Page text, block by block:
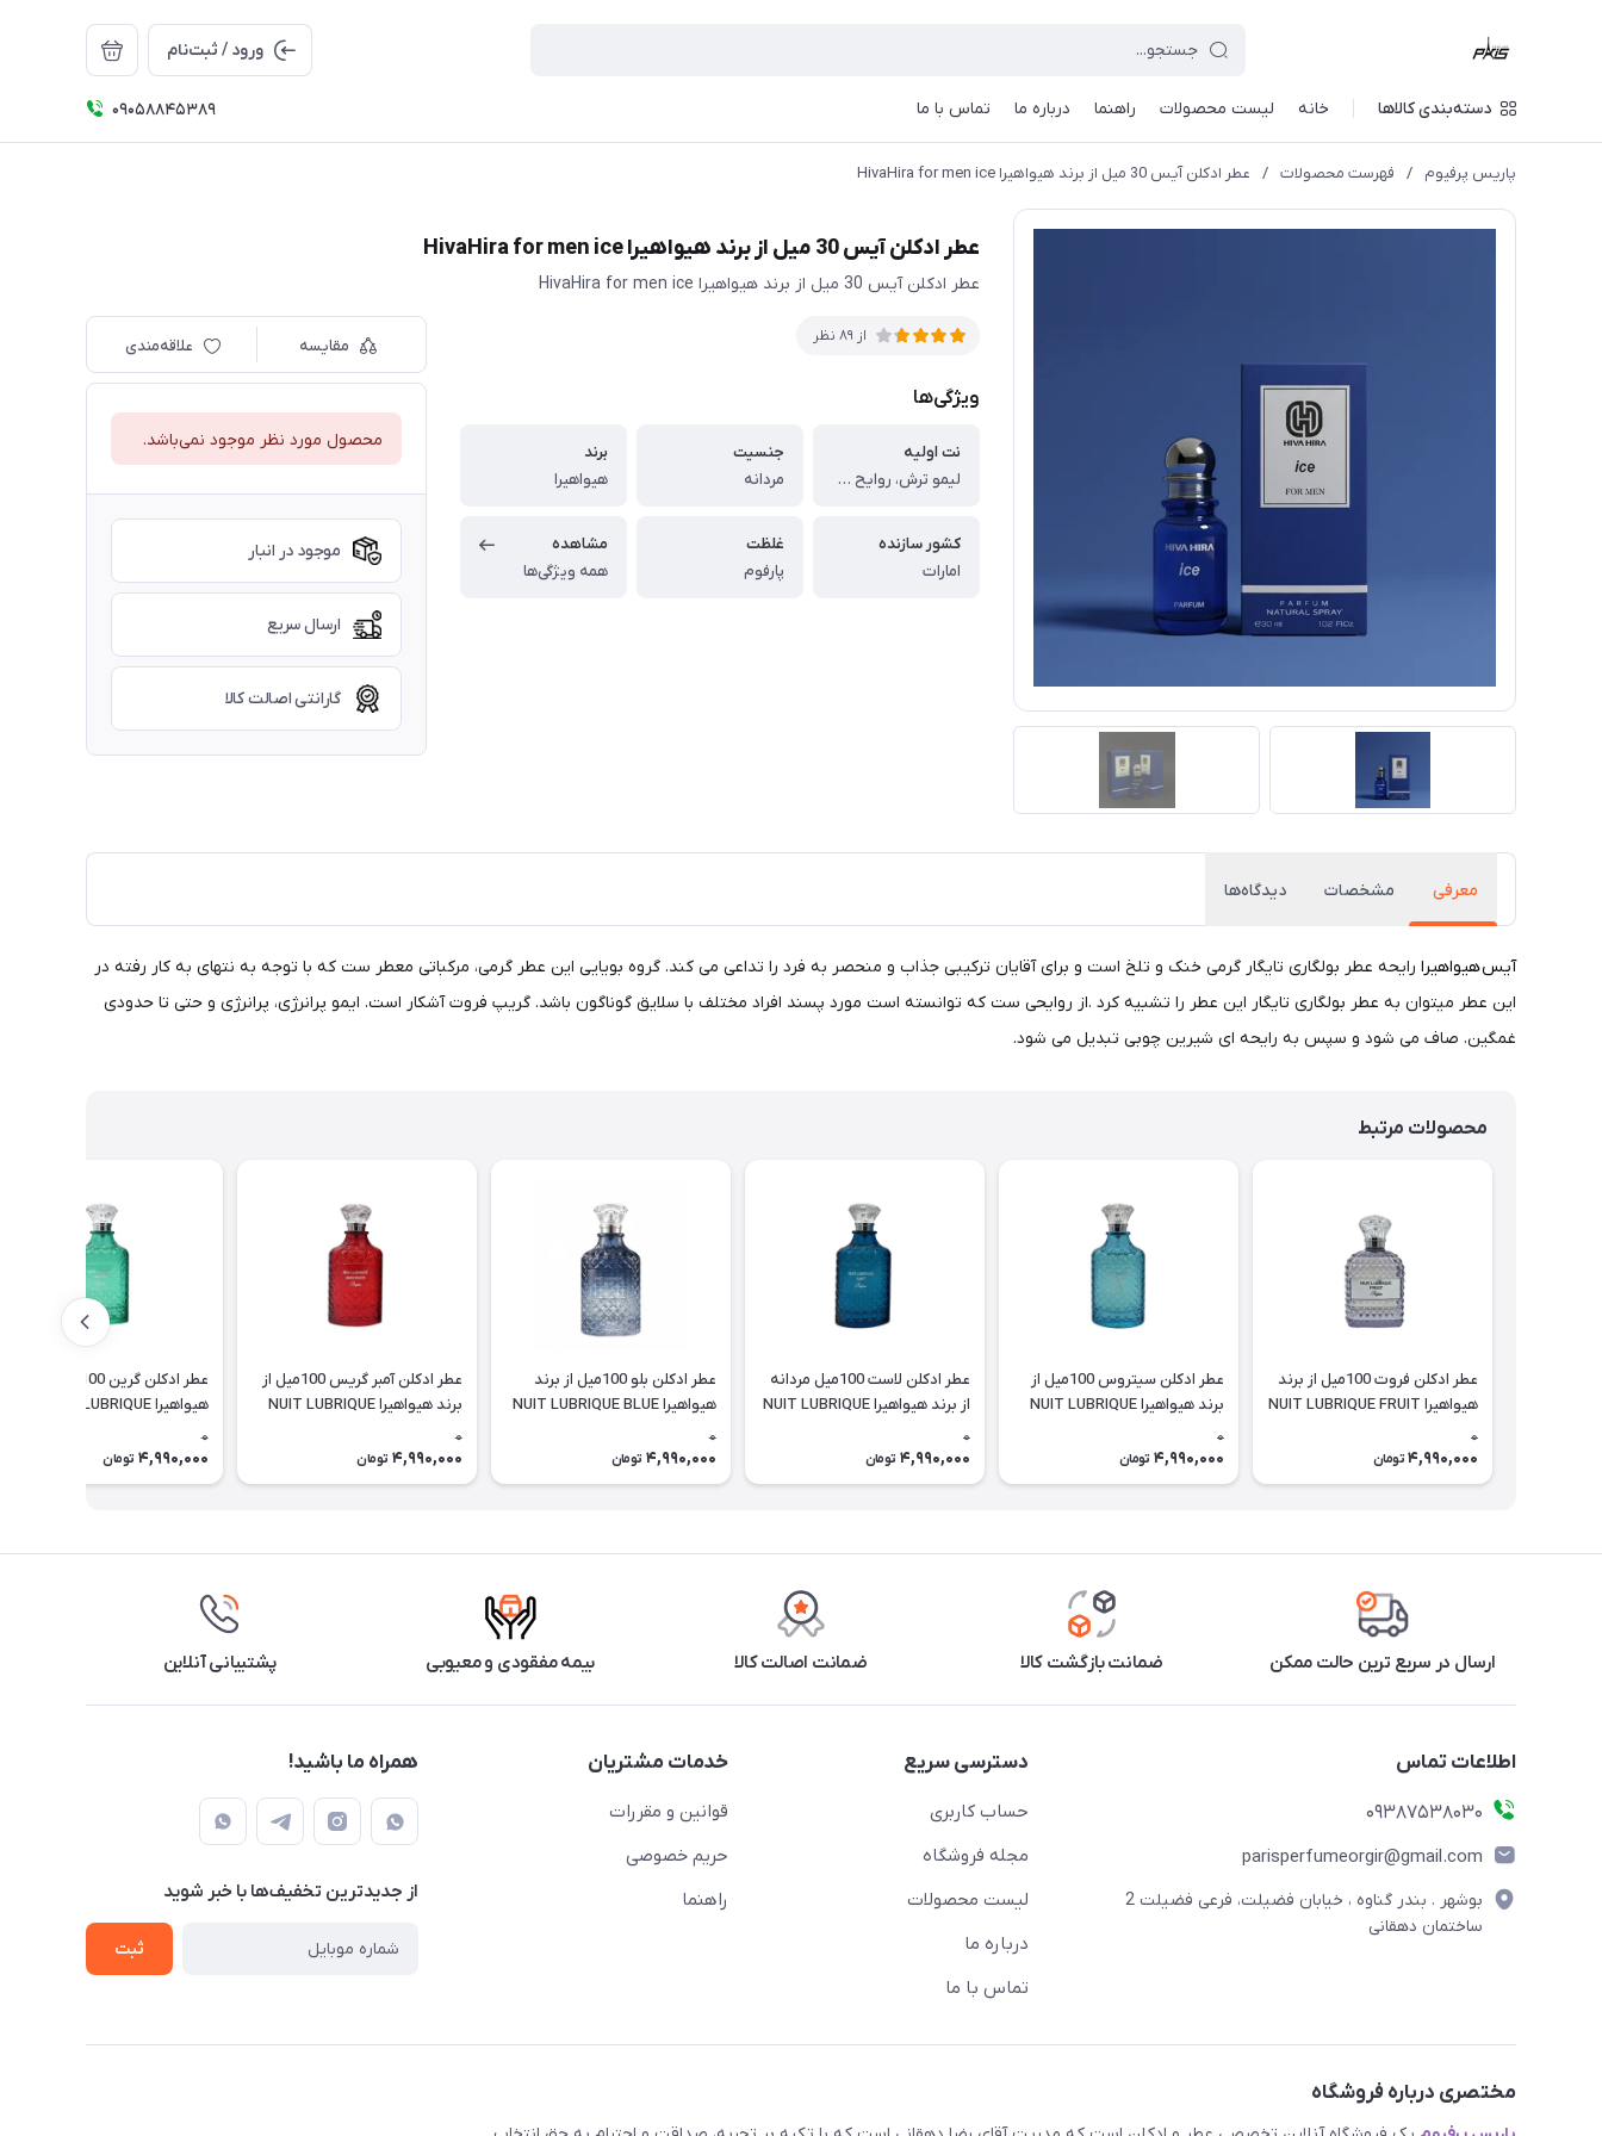
ورود / ثبت‌نام
دسته‌بندی کالاها خانه لیست محصولات راهنما درباره ما تماس با ما 09058845389
پاریس پرفیوم / فهرست محصولات / عطر ادکلن آیس 30 میل از برند هیواهیرا HivaHira for men ice
عطر ادکلن آیس 30 میل از برند هیواهیرا HivaHira for men ice
عطر ادکلن آیس 30 میل از برند هیواهیرا HivaHira for men ice
از 89 نظر
ویژگی‌ها
نت اولیه
لیمو ترش، روایح چوبی، آمبروکسان
جنسیت
مردانه
برند
هیواهیرا
کشور سازنده
امارات
غلظت
پارفوم
مشاهده
همه ویژگی‌ها
مقایسه علاقه‌مندی
محصول مورد نظر موجود نمی‌باشد.
موجود در انبار
ارسال سریع
گارانتی اصالت کالا
معرفی مشخصات دیدگاه‌ها
آیسهیواهیرا رایحه عطر بولگاری تایگار گرمی خنک و تلخ است و برای آقایان ترکیبی جذاب و منحصر به فرد را تداعی می کند. گروه بویایی این عطر گرمی، مرکباتی معطر ست که با توجه به نتهای به کار رفته در
این عطر میتوان به عطر بولگاری تایگار این عطر را تشبیه کرد .از روایحی ست که توانسته است مورد پسند افراد مختلف با سلایق گوناگون باشد. گریپ فروت آشکار است. ایمو پرانرژی، پرانرژی و حتی تا حدودی
غمگین. صاف می شود و سپس به رایحه ای شیرین چوبی تبدیل می شود.
محصولات مرتبط
عطر ادکلن فروت 100میل از برند
هیواهیرا NUIT LUBRIQUE FRUIT
0
4,990,000 تومان
عطر ادکلن سیتروس 100میل از
برند هیواهیرا NUIT LUBRIQUE
0
4,990,000 تومان
عطر ادکلن لاست 100میل مردانه
از برند هیواهیرا NUIT LUBRIQUE
0
4,990,000 تومان
عطر ادکلن بلو 100میل از برند
هیواهیرا NUIT LUBRIQUE BLUE
0
4,990,000 تومان
عطر ادکلن آمبر گریس 100میل از
برند هیواهیرا NUIT LUBRIQUE
0
4,990,000 تومان
هیواهیرا NUIT LUBRIQUE
0
4,990,000 تومان
ارسال در سریع ترین حالت ممکن ضمانت بازگشت کالا ضمانت اصالت کالا بیمه مفقودی و معیوبی پشتیبانی آنلاین
اطلاعات تماس
09387538030
parisperfumeorgir@gmail.com
بوشهر . بندر گناوه ، خیابان فضیلت، فرعی فضیلت 2
ساختمان دهقانی
دسترسی سریع
حساب کاربری
مجله فروشگاه
لیست محصولات
درباره ما
تماس با ما
خدمات مشتریان
قوانین و مقررات
حریم خصوصی
راهنما
همراه ما باشید!
از جدید‌ترین تخفیف‌ها با‌ خبر شوید
ثبت
مختصری درباره فروشگاه